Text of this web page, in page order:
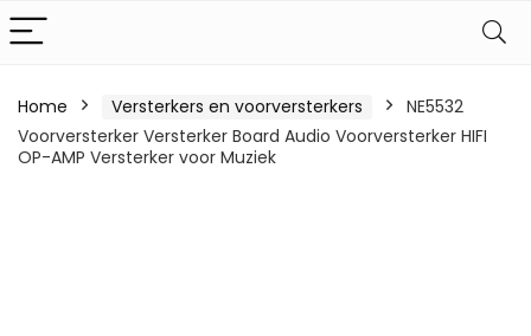
Home Versterkers en voorversterkers
NE5532
Voorversterker Versterker Board Audio Voorversterker HIFI
OP-AMP Versterker voor Muziek